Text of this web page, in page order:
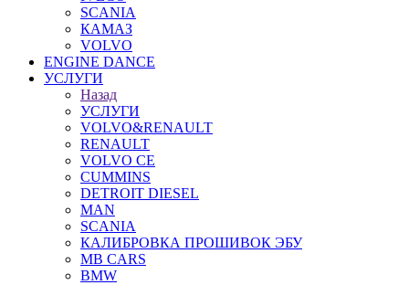
SCANIA
КАМАЗ
VOLVO
ENGINE DANCE
УСЛУГИ
Назад
УСЛУГИ
VOLVO&RENAULT
RENAULT
VOLVO CE
CUMMINS
DETROIT DIESEL
MAN
SCANIA
КАЛИБРОВКА ПРОШИВОК ЭБУ
MB CARS
BMW